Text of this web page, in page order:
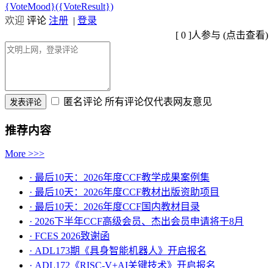
{VoteMood}({VoteResult})
欢迎 评论 注册 | 登录
[ 0 ]人参与 (点击查看)
匿名评论 所有评论仅代表网友意见
推荐内容
More >>>
· 最后10天：2026年度CCF教学成果案例集
· 最后10天：2026年度CCF教材出版资助项目
· 最后10天：2026年度CCF国内教材目录
· 2026下半年CCF高级会员、杰出会员申请将于8月
· FCES 2026致谢函
· ADL173期《具身智能机器人》开启报名
· ADL172《RISC-V+AI关键技术》开启报名